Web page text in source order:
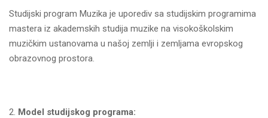
Studijski program Muzika je uporediv sa studijskim programima
mastera iz akademskih studija muzike na visokoškolskim
muzičkim ustanovama u našoj zemlјi i zemlјama evropskog
obrazovnog prostora.
Model studijskog programa: